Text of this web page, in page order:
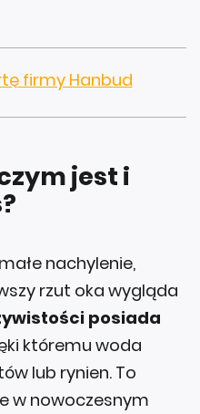
firmy Hanbud
jest i
nachylenie,
rzut oka wygląda
posiada
któremu woda
lub rynien. To
w nowoczesnym